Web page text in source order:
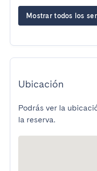
Mostrar todos los
Ubicación
Podrás ver la
la reserva.